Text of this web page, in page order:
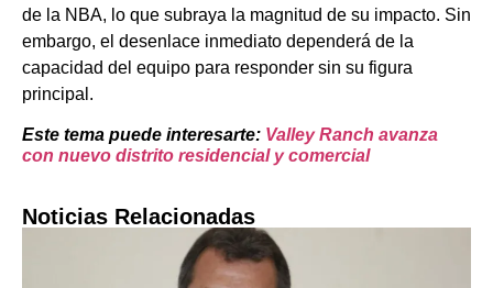
de la NBA, lo que subraya la magnitud de su impacto. Sin
embargo, el desenlace inmediato dependerá de la
capacidad del equipo para responder sin su figura
principal.
Este tema puede interesarte: Valley Ranch avanza
con nuevo distrito residencial y comercial
Noticias Relacionadas